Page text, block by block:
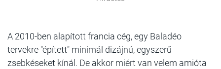
A 2010-ben alapított francia cég, egy Baladéo
tervekre "épített" minimál dizájnú, egyszerű
zsebkéseket kínál. De akkor miért van velem amióta